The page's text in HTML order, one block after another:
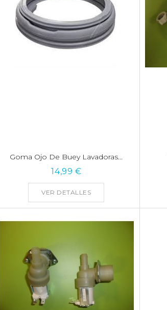
Goma Ojo De Buey Lavadoras...
14,99 €
VER DETALLES